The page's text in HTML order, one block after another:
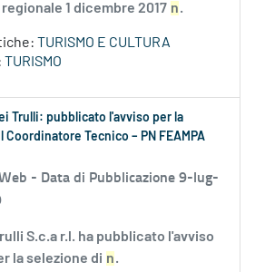
1 dicembre 2017 n.
TURISMO E CULTURA
TURISMO
Trulli: pubblicato l'avviso per la
Coordinatore Tecnico – PN FEAMPA
- Data di Pubblicazione 9-lug-
S.c.a r.l. ha pubblicato l'avviso
la selezione di n.